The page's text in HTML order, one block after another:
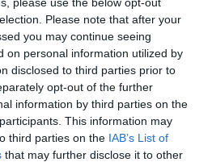
Please note that after your
you may continue seeing
on personal information utilized by
disclosed to third parties prior to
opt-out of the further
information by third parties on the
This information may
third parties on the IAB’s List of
that may further disclose it to other
del pulso que ayuda a
la medición y contribuye a
los resultados
en segundos
destaca por su
a un diseño compacto y portátil